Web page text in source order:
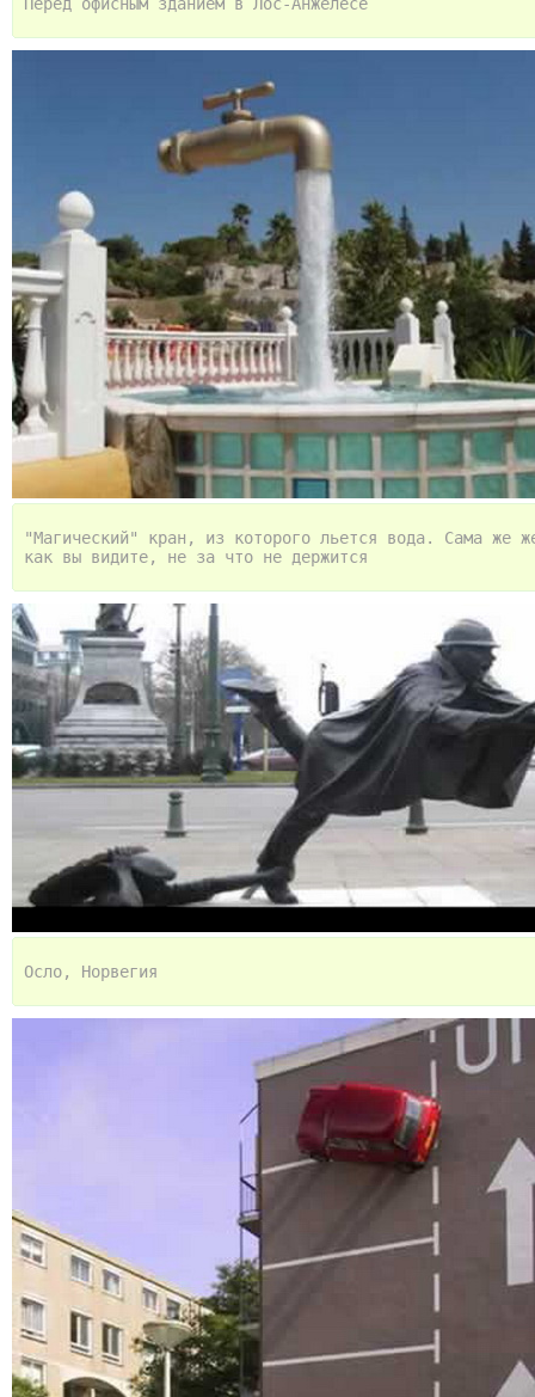
"Магический" кран, из которого льется вода. Сама же
как вы видите, не за что не держится
Осло, Норвегия